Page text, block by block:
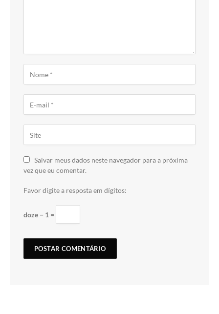
Salvar meus dados neste navegador para a próxima
vez que eu comentar.
Favor digite a resposta em dígitos:
doze − 1 =